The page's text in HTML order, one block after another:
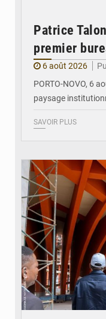
Patrice
premier
6 août 2026
PORTO-NOVO, 6
paysage
SAVOIR PLUS